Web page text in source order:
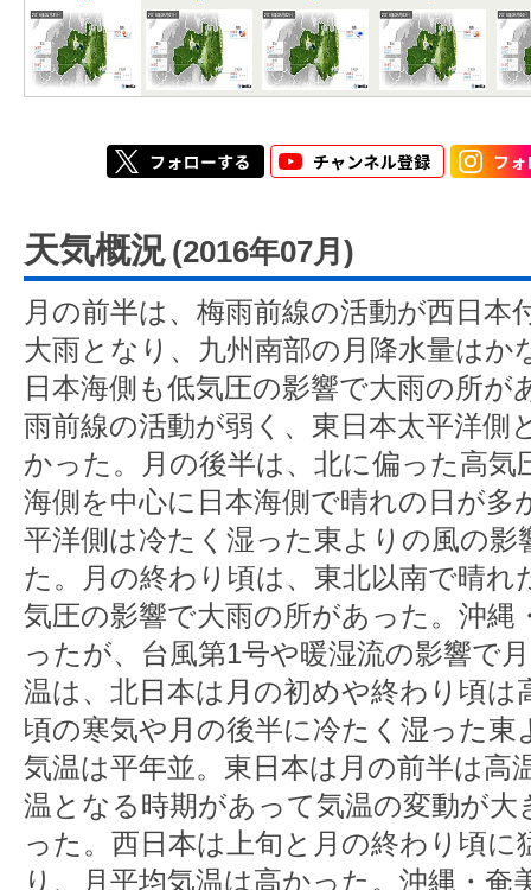
天気概況 (2016年07月)
月の前半は、梅雨前線の活動が西日本
大雨となり、九州南部の月降水量はか
日本海側も低気圧の影響で大雨の所が
雨前線の活動が弱く、東日本太平洋側
かった。月の後半は、北に偏った高気
海側を中心に日本海側で晴れの日が多
平洋側は冷たく湿った東よりの風の影
た。月の終わり頃は、東北以南で晴れ
気圧の影響で大雨の所があった。沖縄
ったが、台風第1号や暖湿流の影響で
温は、北日本は月の初めや終わり頃は
頃の寒気や月の後半に冷たく湿った東
気温は平年並。東日本は月の前半は高
温となる時期があって気温の変動が大
った。西日本は上旬と月の終わり頃
り、月平均気温は高かった。沖縄・奄